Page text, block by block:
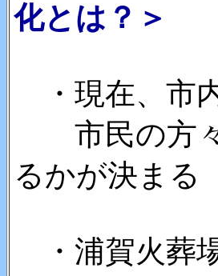
化とは？＞
・現在、市
市民の方々
るかが決まる
・浦賀火葬